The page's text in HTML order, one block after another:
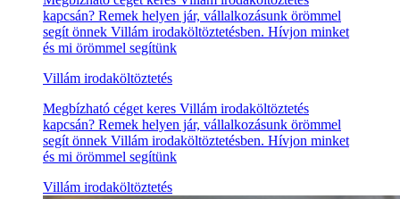
kapcsán? Remek helyen jár, vállalkozásunk örömmel
segít önnek Villám irodaköltöztetésben. Hívjon minket
és mi örömmel segítünk
Villám irodaköltöztetés
Megbízható céget keres Villám irodaköltöztetés
kapcsán? Remek helyen jár, vállalkozásunk örömmel
segít önnek Villám irodaköltöztetésben. Hívjon minket
és mi örömmel segítünk
Villám irodaköltöztetés